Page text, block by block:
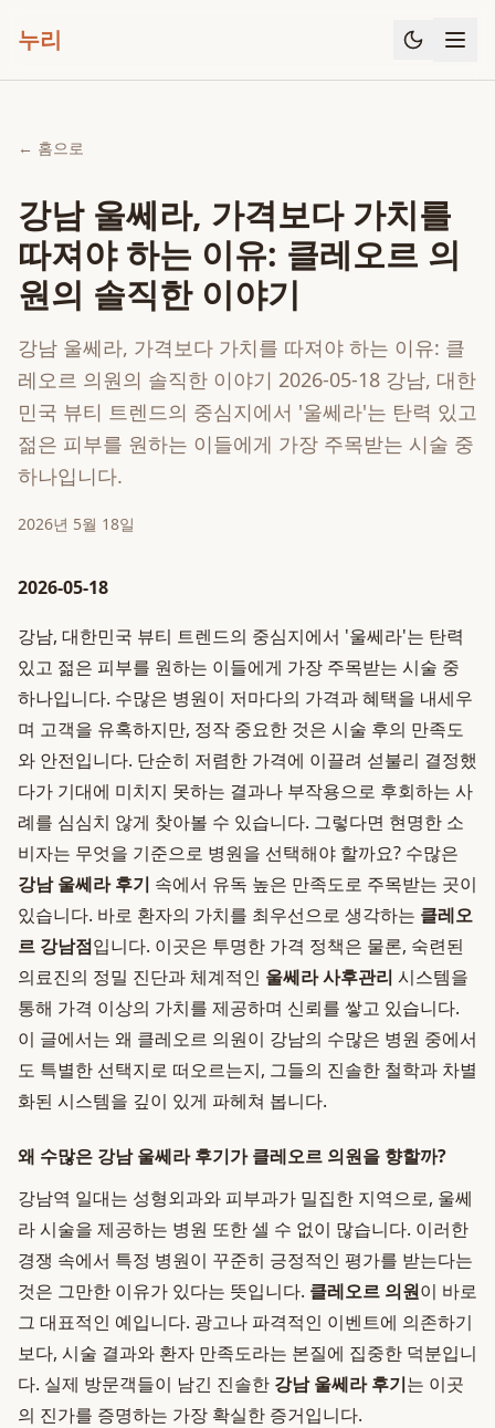
누리
← 홈으로
강남 울쎄라, 가격보다 가치를
따져야 하는 이유: 클레오르 의
원의 솔직한 이야기
강남 울쎄라, 가격보다 가치를 따져야 하는 이유: 클
레오르 의원의 솔직한 이야기 2026-05-18 강남, 대한
민국 뷰티 트렌드의 중심지에서 '울쎄라'는 탄력 있고
젊은 피부를 원하는 이들에게 가장 주목받는 시술 중
하나입니다.
2026년 5월 18일
2026-05-18
강남, 대한민국 뷰티 트렌드의 중심지에서 '울쎄라'는 탄력
있고 젊은 피부를 원하는 이들에게 가장 주목받는 시술 중
하나입니다. 수많은 병원이 저마다의 가격과 혜택을 내세우
며 고객을 유혹하지만, 정작 중요한 것은 시술 후의 만족도
와 안전입니다. 단순히 저렴한 가격에 이끌려 섣불리 결정했
다가 기대에 미치지 못하는 결과나 부작용으로 후회하는 사
례를 심심치 않게 찾아볼 수 있습니다. 그렇다면 현명한 소
비자는 무엇을 기준으로 병원을 선택해야 할까요? 수많은
강남 울쎄라 후기 속에서 유독 높은 만족도로 주목받는 곳이
있습니다. 바로 환자의 가치를 최우선으로 생각하는 클레오
르 강남점입니다. 이곳은 투명한 가격 정책은 물론, 숙련된
의료진의 정밀 진단과 체계적인 울쎄라 사후관리 시스템을
통해 가격 이상의 가치를 제공하며 신뢰를 쌓고 있습니다.
이 글에서는 왜 클레오르 의원이 강남의 수많은 병원 중에서
도 특별한 선택지로 떠오르는지, 그들의 진솔한 철학과 차별
화된 시스템을 깊이 있게 파헤쳐 봅니다.
왜 수많은 강남 울쎄라 후기가 클레오르 의원을 향할까?
강남역 일대는 성형외과와 피부과가 밀집한 지역으로, 울쎄
라 시술을 제공하는 병원 또한 셀 수 없이 많습니다. 이러한
경쟁 속에서 특정 병원이 꾸준히 긍정적인 평가를 받는다는
것은 그만한 이유가 있다는 뜻입니다. 클레오르 의원이 바로
그 대표적인 예입니다. 광고나 파격적인 이벤트에 의존하기
보다, 시술 결과와 환자 만족도라는 본질에 집중한 덕분입니
다. 실제 방문객들이 남긴 진솔한 강남 울쎄라 후기는 이곳
의 진가를 증명하는 가장 확실한 증거입니다.